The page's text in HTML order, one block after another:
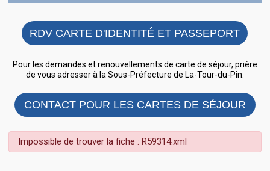
RDV CARTE D'IDENTITÉ ET PASSEPORT
Pour les demandes et renouvellements de carte de séjour, prière
de vous adresser à la Sous-Préfecture de La-Tour-du-Pin.
CONTACT POUR LES CARTES DE SÉJOUR
Impossible de trouver la fiche : R59314.xml